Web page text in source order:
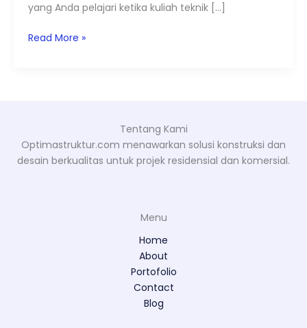
yang Anda pelajari ketika kuliah teknik […]
Read More »
Tentang Kami
Optimastruktur.com menawarkan solusi konstruksi dan
desain berkualitas untuk projek residensial dan komersial.
Menu
Home
About
Portofolio
Contact
Blog